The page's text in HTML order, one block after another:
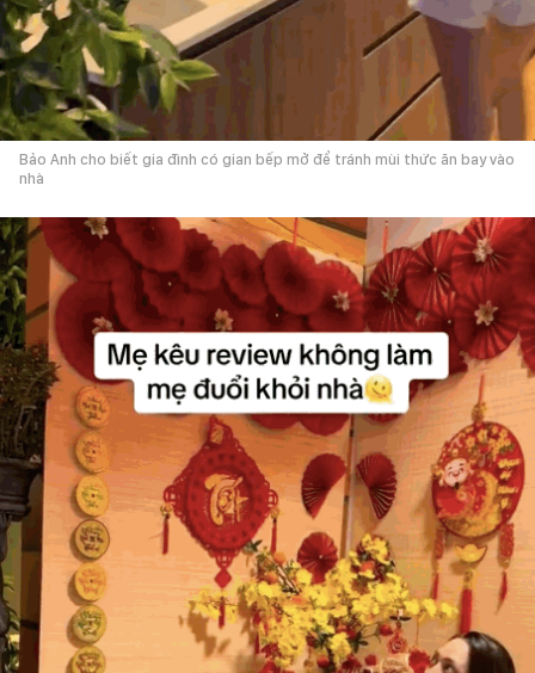
Bảo Anh cho biết gia đình có gian bếp mở để tránh mùi thức ăn bay vào
nhà